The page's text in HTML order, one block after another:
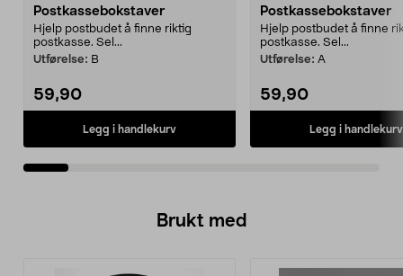
Postkassebokstaver
Hjelp postbudet å finne riktig
postkasse. Sel...
Utførelse: B
59,90
Legg i handlekurv
Postkassebokstaver
Hjelp postbudet å finne
postkasse. Sel...
Utførelse: A
59,90
Legg i handlekurv
Brukt med